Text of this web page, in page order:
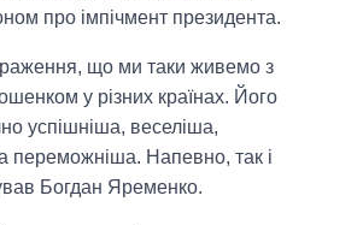
про імпічмент президента.
що ми таки живемо з
у різних країнах. Його
успішніша, веселіша,
переможніша. Напевно, так і
Богдан Яременко.